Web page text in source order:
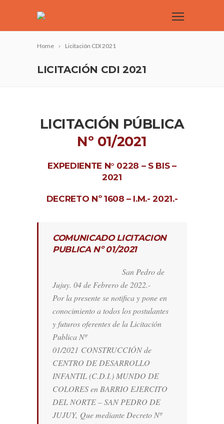
Home Licitación CDI 2021
LICITACIÓN CDI 2021
LICITACIÓN PÚBLICA
Nº 01/2021
EXPEDIENTE N° 0228 – S BIS –
2021
DECRETO Nº 1608 – I.M.- 2021.-
COMUNICADO LICITACION
PUBLICA Nº 01/2021
San Pedro de
Jujuy. 04 de Febrero de 2022.-
Por la presente se notifica y pone en
conocimiento a todos los postulantes
y futuros oferentes de la Licitación
Publica Nº
01/2021 CONSTRUCCIÓN de
CENTRO DE DESARROLLO
INFANTIL (C.D.I.) MUNDO DE
COLORES en BARRIO EJERCITO
DEL NORTE – SAN PEDRO DE
JUJUY, Que mediante Decreto Nº